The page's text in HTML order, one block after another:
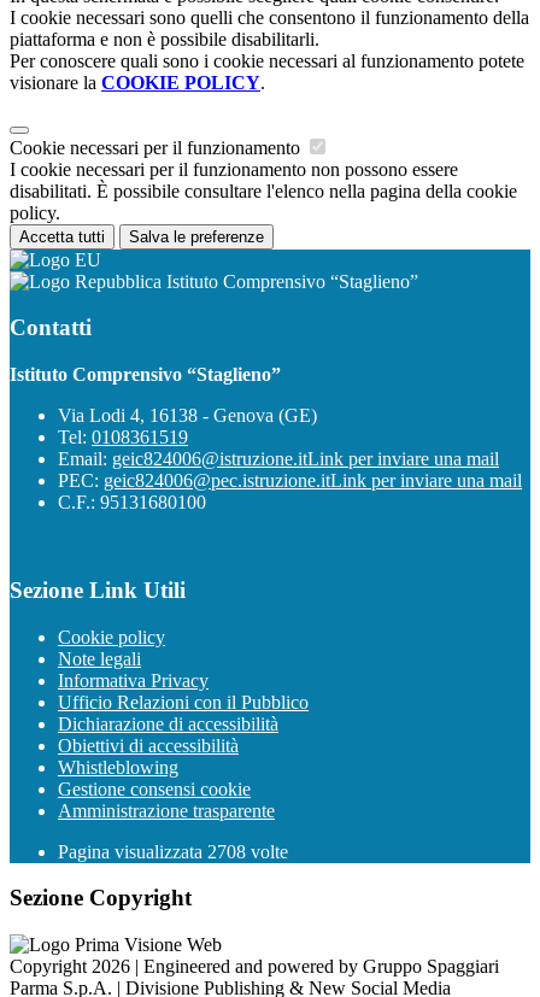
I cookie necessari sono quelli che consentono il funzionamento della
piattaforma e non è possibile disabilitarli.
Per conoscere quali sono i cookie necessari al funzionamento potete
visionare la COOKIE POLICY.
Cookie necessari per il funzionamento
I cookie necessari per il funzionamento non possono essere
disabilitati. È possibile consultare l'elenco nella pagina della cookie
policy.
Accetta tutti Salva le preferenze
Istituto Comprensivo “Staglieno”
Contatti
Istituto Comprensivo “Staglieno”
Via Lodi 4, 16138 - Genova (GE)
Tel: 0108361519
Email: geic824006@istruzione.itLink per inviare una mail
PEC: geic824006@pec.istruzione.itLink per inviare una mail
C.F.: 95131680100
Sezione Link Utili
Cookie policy
Note legali
Informativa Privacy
Ufficio Relazioni con il Pubblico
Dichiarazione di accessibilità
Obiettivi di accessibilità
Whistleblowing
Gestione consensi cookie
Amministrazione trasparente
Pagina visualizzata 2708 volte
Sezione Copyright
Copyright 2026 | Engineered and powered by Gruppo Spaggiari
Parma S.p.A. | Divisione Publishing & New Social Media